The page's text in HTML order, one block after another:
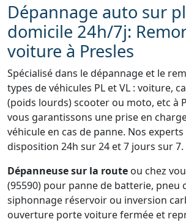
Dépannage auto sur
domicile 24h/7j:
voiture à Presles
Spécialisé dans le dépannage et le
types de véhicules PL et VL : voiture,
(poids lourds) scooter ou moto, etc à
vous garantissons une prise en
véhicule en cas de panne. Nos
disposition 24h sur 24 et 7 jours sur 7.
Dépanneuse sur la route ou chez
(95590) pour panne de batterie, pneu
siphonnage réservoir ou inversion
ouverture porte voiture fermée et